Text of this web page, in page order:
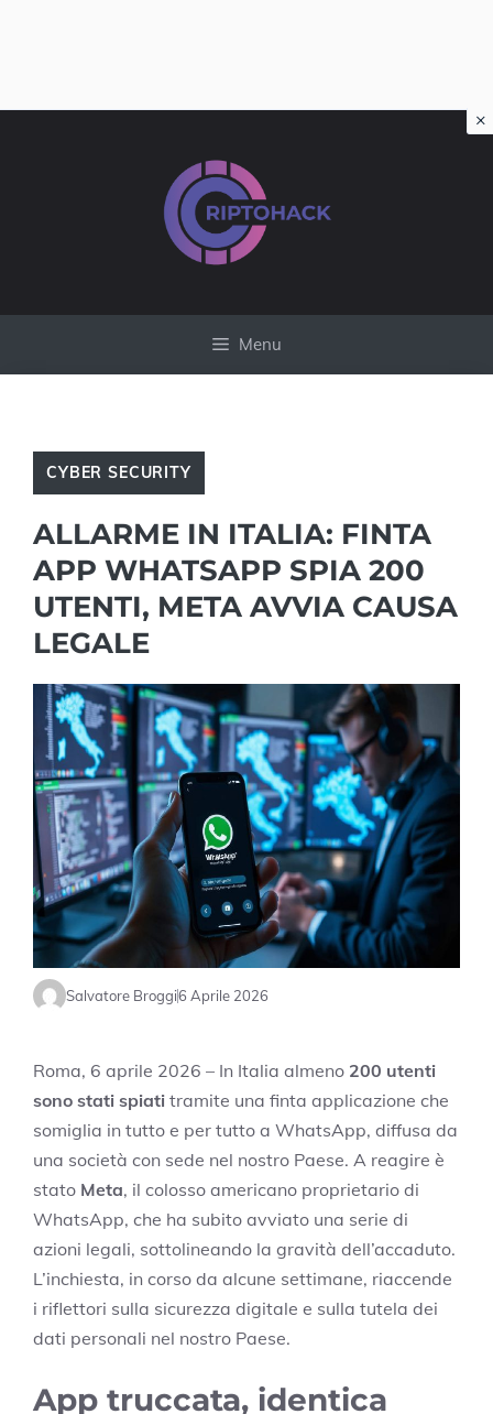
Menu
CYBER SECURITY
ALLARME IN ITALIA: FINTA
APP WHATSAPP SPIA 200
UTENTI, META AVVIA CAUSA
LEGALE
Salvatore Broggi6 Aprile 2026
Roma, 6 aprile 2026 – In Italia almeno 200 utenti
sono stati spiati tramite una finta applicazione che
somiglia in tutto e per tutto a WhatsApp, diffusa da
una società con sede nel nostro Paese. A reagire è
stato Meta, il colosso americano proprietario di
WhatsApp, che ha subito avviato una serie di
azioni legali, sottolineando la gravità dell’accaduto.
L’inchiesta, in corso da alcune settimane, riaccende
i riflettori sulla sicurezza digitale e sulla tutela dei
dati personali nel nostro Paese.
App truccata, identica
×